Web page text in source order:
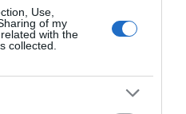
Use,
of my
with the
collected.
Εύβοια:
του
και πλήθος κόσμου η
μεγάλη γιορτή στους
Ωρεούς – Παρών ο
Θανάσης Ζεμπίλης